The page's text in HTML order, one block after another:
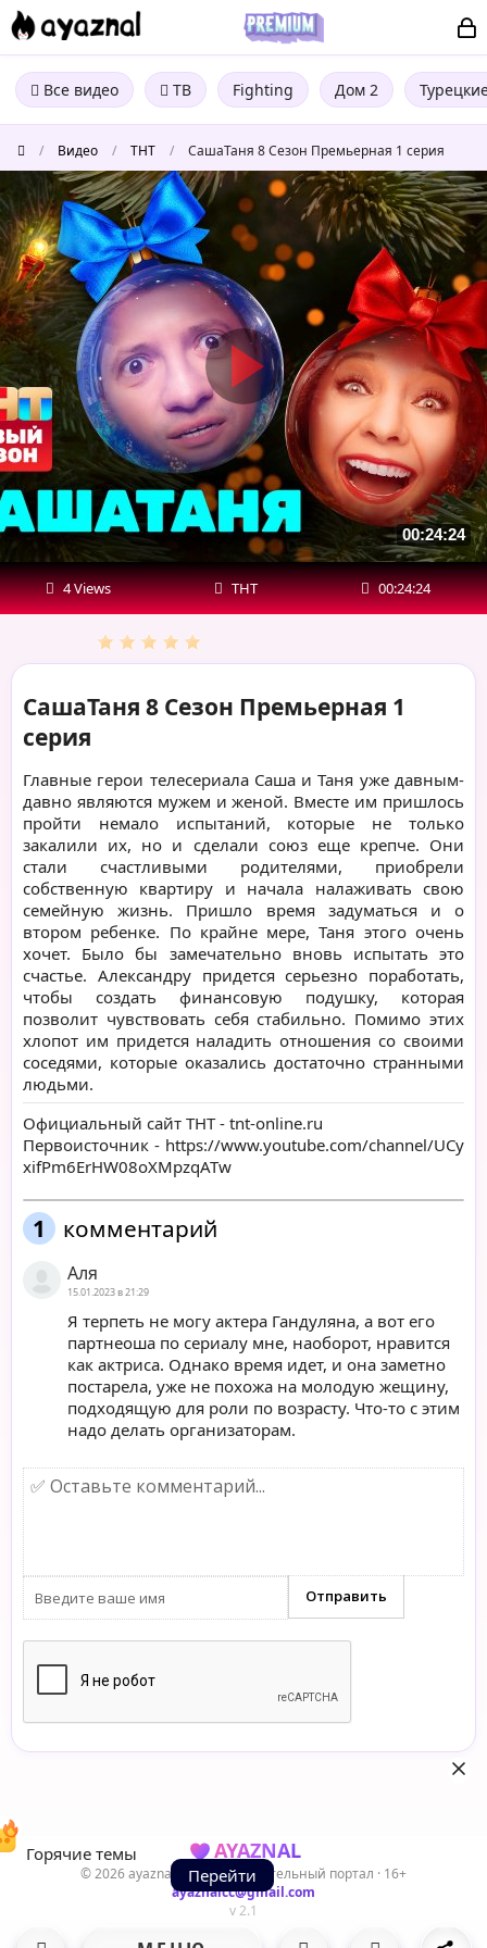
Все видео ТВ Fighting Дом 2
/ Видео / ТНТ / СашаТаня 8 Сезон Премьерная 1 серия
СашаТаня
8
Сезон
Премьерная
1
серия
00:24:24
4 Views ТНТ 00:24:24
СашаТаня 8 Сезон Премьерная 1
серия
Главные герои телесериала Саша и Таня уже давным-
давно являются мужем и женой. Вместе им пришлось
пройти немало испытаний, которые не только
закалили их, но и сделали союз еще крепче. Они
стали счастливыми родителями, приобрели
собственную квартиру и начала налаживать свою
семейную жизнь. Пришло время задуматься и о
втором ребенке. По крайне мере, Таня этого очень
хочет. Было бы замечательно вновь испытать это
счастье. Александру придется серьезно поработать,
чтобы создать финансовую подушку, которая
позволит чувствовать себя стабильно. Помимо этих
хлопот им придется наладить отношения со своими
соседями, которые оказались достаточно странными
людьми.
Официальный сайт ТНТ - tnt-online.ru
Первоисточник - https://www.youtube.com/channel/UCy
xifPm6ErHW08oXMpzqATw
1 комментарий
Аля
15.01.2023 в 21:29
Я терпеть не могу актера Гандуляна, а вот его
партнеоша по сериалу мне, наоборот, нравится
как актриса. Однако время идет, и она заметно
постарела, уже не похожа на молодую жещину,
подходящую для роли по возрасту. Что-то с этим
надо делать организаторам.
Горячие темы
Перейти
AYAZNAL
© 2026 ayaznal.cc — Развлекательный портал · 16+
ayaznalcc@gmail.com
v 2.1